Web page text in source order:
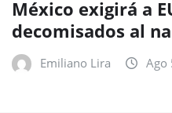
México exigirá a
decomisados al
Emiliano Lira Ago